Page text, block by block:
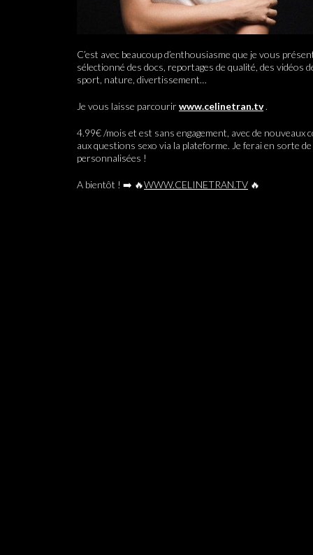
C’est avec beaucoup d’enthousiasme que je vous
sélectionné des docs, reportages de qualité, des vidéos
sport, nature, divertissement…
Je vous laisse parcourirwww.celinetran.tv.
4.99€ /mois et est sans engagement, avec de nouveaux
aux questions sexo via la plateforme. Je ferai en sorte
personnalisées !
A bientôt ! ➡️ 🔥WWW.CELINETRAN.TV 🔥